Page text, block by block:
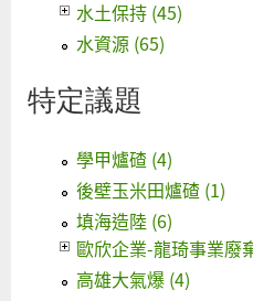
水土保持 (45)
水資源 (65)
特定議題
學甲爐碴 (4)
後壁玉米田爐碴 (1)
填海造陸 (6)
歐欣企業-龍琦事業廢
高雄大氣爆 (4)